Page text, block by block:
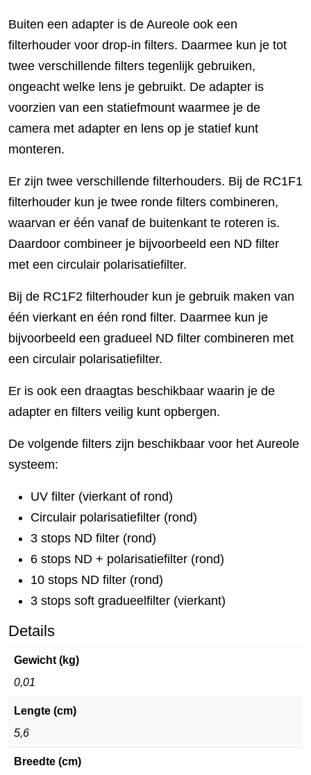
Buiten een adapter is de Aureole ook een
filterhouder voor drop-in filters. Daarmee kun je tot
twee verschillende filters tegenlijk gebruiken,
ongeacht welke lens je gebruikt. De adapter is
voorzien van een statiefmount waarmee je de
camera met adapter en lens op je statief kunt
monteren.
Er zijn twee verschillende filterhouders. Bij de RC1F1
filterhouder kun je twee ronde filters combineren,
waarvan er één vanaf de buitenkant te roteren is.
Daardoor combineer je bijvoorbeeld een ND filter
met een circulair polarisatiefilter.
Bij de RC1F2 filterhouder kun je gebruik maken van
één vierkant en één rond filter. Daarmee kun je
bijvoorbeeld een gradueel ND filter combineren met
een circulair polarisatiefilter.
Er is ook een draagtas beschikbaar waarin je de
adapter en filters veilig kunt opbergen.
De volgende filters zijn beschikbaar voor het Aureole
systeem:
UV filter (vierkant of rond)
Circulair polarisatiefilter (rond)
3 stops ND filter (rond)
6 stops ND + polarisatiefilter (rond)
10 stops ND filter (rond)
3 stops soft gradueelfilter (vierkant)
Details
Gewicht (kg)
0,01
Lengte (cm)
5,6
Breedte (cm)